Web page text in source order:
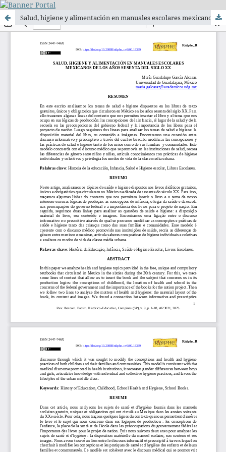
Salud, higiene y alimentación en manuales escolares mexicanos de los años sesenta del siglo XX